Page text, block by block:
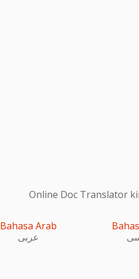
Online Doc Translator
Bahasa Arab
عربى